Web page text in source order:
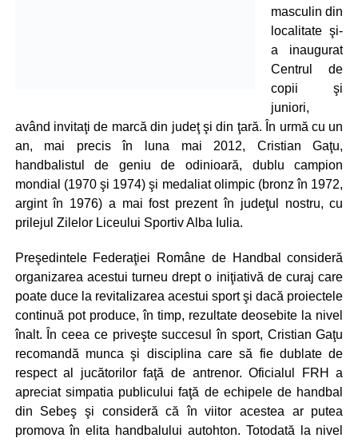
masculin din
localitate şi-
a inaugurat
Centrul de
copii şi
juniori,
având invitaţi de marcă din judeţ şi din ţară. În urmă cu un
an, mai precis în luna mai 2012, Cristian Gaţu,
handbalistul de geniu de odinioară, dublu campion
mondial (1970 şi 1974) şi medaliat olimpic (bronz în 1972,
argint în 1976) a mai fost prezent în judeţul nostru, cu
prilejul Zilelor Liceului Sportiv Alba Iulia.
Preşedintele Federaţiei Române de Handbal consideră
organizarea acestui turneu drept o iniţiativă de curaj care
poate duce la revitalizarea acestui sport şi dacă proiectele
continuă pot produce, în timp, rezultate deosebite la nivel
înalt. În ceea ce priveşte succesul în sport, Cristian Gaţu
recomandă munca şi disciplina care să fie dublate de
respect al jucătorilor faţă de antrenor. Oficialul FRH a
apreciat simpatia publicului faţă de echipele de handbal
din Sebeş şi consideră că în viitor acestea ar putea
promova în elita handbalului autohton. Totodată la nivel